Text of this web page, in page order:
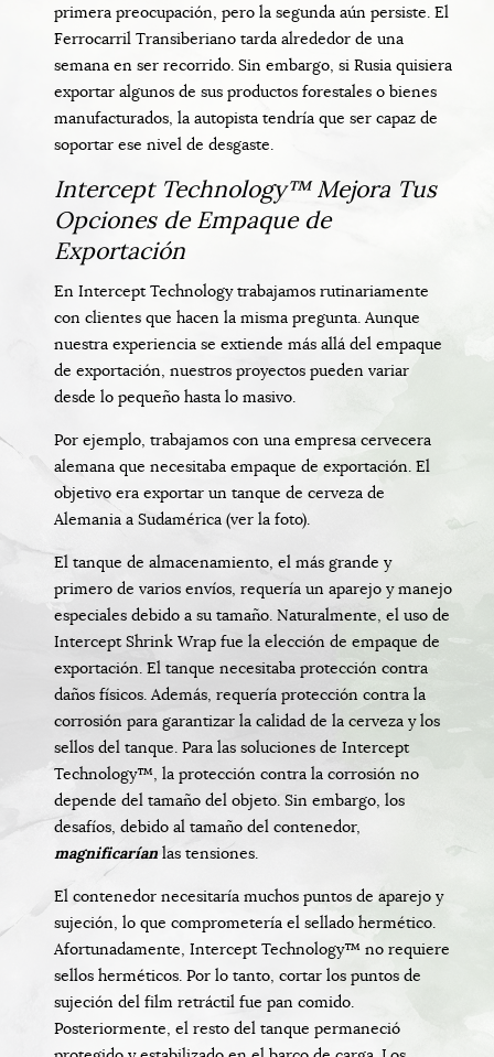
primera preocupación, pero la segunda aún persiste. El
Ferrocarril Transiberiano tarda alrededor de una
semana en ser recorrido. Sin embargo, si Rusia quisiera
exportar algunos de sus productos forestales o bienes
manufacturados, la autopista tendría que ser capaz de
soportar ese nivel de desgaste.
Intercept Technology™ Mejora Tus
Opciones de Empaque de
Exportación
En Intercept Technology trabajamos rutinariamente
con clientes que hacen la misma pregunta. Aunque
nuestra experiencia se extiende más allá del empaque
de exportación, nuestros proyectos pueden variar
desde lo pequeño hasta lo masivo.
Por ejemplo, trabajamos con una empresa cervecera
alemana que necesitaba empaque de exportación. El
objetivo era exportar un tanque de cerveza de
Alemania a Sudamérica (ver la foto).
El tanque de almacenamiento, el más grande y
primero de varios envíos, requería un aparejo y manejo
especiales debido a su tamaño. Naturalmente, el uso de
Intercept Shrink Wrap fue la elección de empaque de
exportación. El tanque necesitaba protección contra
daños físicos. Además, requería protección contra la
corrosión para garantizar la calidad de la cerveza y los
sellos del tanque. Para las soluciones de Intercept
Technology™, la protección contra la corrosión no
depende del tamaño del objeto. Sin embargo, los
desafíos, debido al tamaño del contenedor,
magnificarían las tensiones.
El contenedor necesitaría muchos puntos de aparejo y
sujeción, lo que comprometería el sellado hermético.
Afortunadamente, Intercept Technology™ no requiere
sellos herméticos. Por lo tanto, cortar los puntos de
sujeción del film retráctil fue pan comido.
Posteriormente, el resto del tanque permaneció